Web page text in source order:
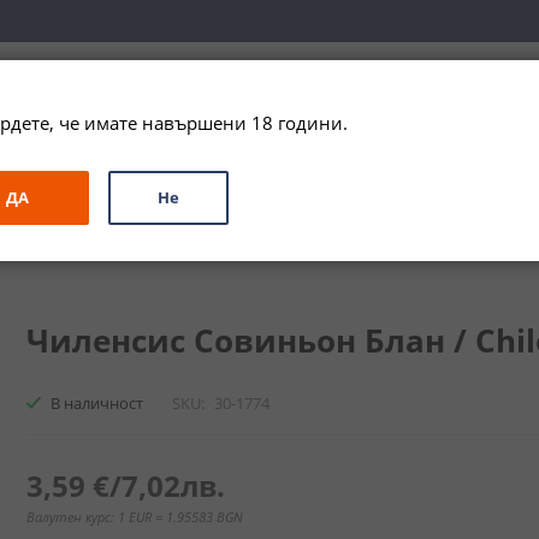
ЗА ПОДАРЪК ПРОМО СПЕЦИАЛНИ ПРЕДЛОЖЕНИЯ
Блан / Chilensis Sauvignon blanc
Чиленсис Совиньон Блан /
В наличност SKU 30-1774
3,59 €/7,02лв.
Валутен курс: 1 EUR = 1.95583 BGN
че имате навършени 18 години.
ДА Не